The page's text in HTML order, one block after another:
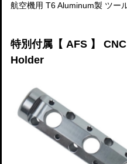
航空機用 T6 Aluminum製 ツー
特別付属【 AFS 】
Holder